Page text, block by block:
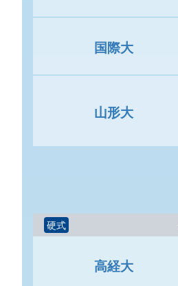
国際大
山形大
硬式
高経大